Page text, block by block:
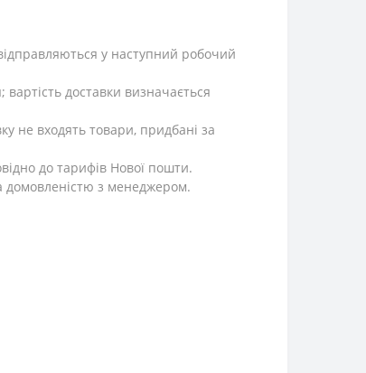
у наступний робочий
доставки визначається
не входять товари, придбані за
до тарифів Нової пошти.
домовленістю з менеджером.